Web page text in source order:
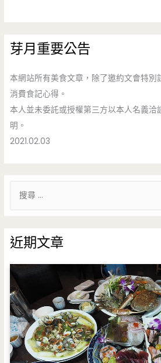
芽月重要公告
本網站所有美食文章，除了邀約文會特別
消費食記心得。
本人並未委託或授權第三方以本人名義洽
明。
2021.02.03
鍵
字
:
近期文章